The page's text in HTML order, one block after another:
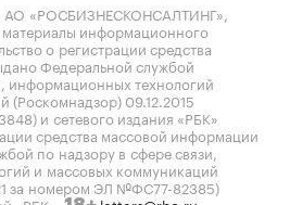
«РОСБИЗНЕСКОНСАЛТИНГ»,
материалы информационного
о регистрации средства
Федеральной службой
информационных технологий
(Роскомнадзор) 09.12.2015
и сетевого издания «РБК»
средства массовой информации
по надзору в сфере связи,
и массовых коммуникаций
за номером ЭЛ №ФС77-82385)